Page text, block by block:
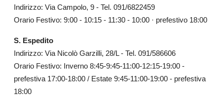
Indirizzo: Via Campolo, 9 - Tel. 091/6822459
Orario Festivo: 9:00 - 10:15 - 11:30 - 10:00 · prefestivo 18:00
S. Espedito
Indirizzo: Via Nicolò Garzilli, 28/L - Tel. 091/586606
Orario Festivo: Inverno 8:45-9:45-11:00-12:15-19:00 -
prefestiva 17:00-18:00 / Estate 9:45-11:00-19:00 - prefestiva
18:00